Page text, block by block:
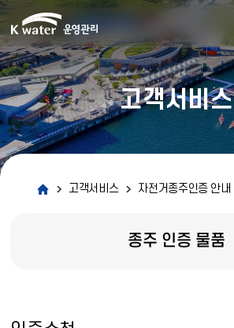
고객서비스
고객서비스 자전거종주인증 안내
종주 인증 물품